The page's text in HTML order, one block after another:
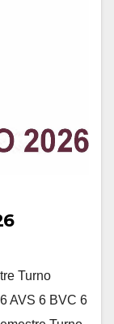
Turno
AVS 6 BVC 6